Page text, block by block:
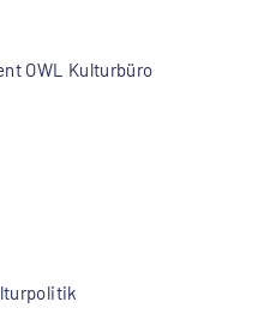
OWL Kulturbüro